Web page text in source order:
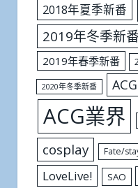
2018年夏季新番
2019年冬季新番
2019年春季新番
2020年冬季新番
ACG業界
cosplay Fate/
LoveLive! SAO